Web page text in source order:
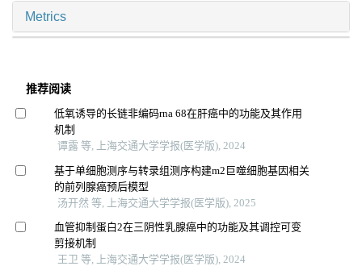
Metrics
推荐阅读
低氧诱导的长链非编码rna 68在肝癌中的功能及其作用
机制
谭露 等, 上海交通大学学报(医学版), 2024
基于单细胞测序与转录组测序构建m2巨噬细胞基因相关
的前列腺癌预后模型
汤开然 等, 上海交通大学学报(医学版), 2025
血管抑制蛋白2在三阴性乳腺癌中的功能及其调控可变
剪接机制
王卫 等, 上海交通大学学报(医学版), 2024